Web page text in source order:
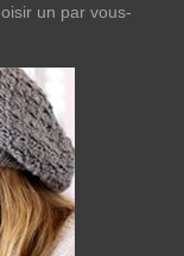
un par vous-